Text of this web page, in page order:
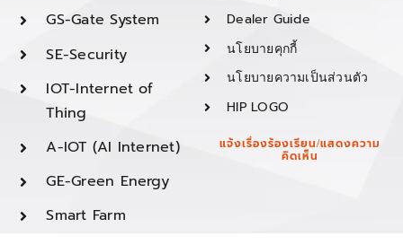
GS-Gate System
SE-Security
IOT-Internet of
Thing
A-IOT (AI Internet)
GE-Green Energy
Smart Farm
Dealer Guide
นโยบายคุกกี้
นโยบายความเป็นส่วนตัว
HIP LOGO
แจ้งเรื่องร้องเรียน/แสดงความ
คิดเห็น